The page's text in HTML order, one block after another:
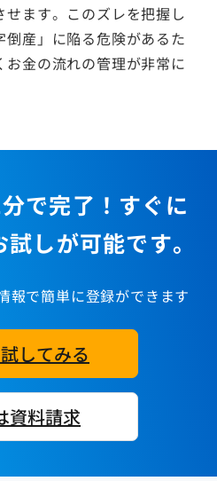
せます。このズレを把握し
倒産」に陥る危険があるた
お金の流れの管理が非常に
で完了！すぐに
しが可能です。
報で簡単に登録ができます
してみる
資料請求